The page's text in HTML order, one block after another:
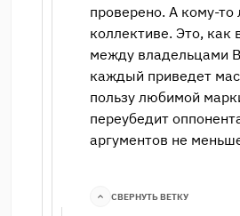
проверено. А кому-то
коллективе. Это, как
между владельцами
каждый приведет
пользу любимой
переубедит
аргументов не
СВЕРНУТЬ ВЕТКУ